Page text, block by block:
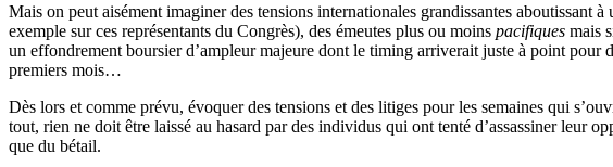
Mais on peut aisément imaginer des tensions internationales grandissantes
exemple sur ces représentants du Congrès), des émeutes plus ou moins pacifiques mais
un effondrement boursier d’ampleur majeure dont le timing arriverait juste à point
premiers mois…
Dès lors et comme prévu, évoquer des tensions et des litiges pour les semaines qui
tout, rien ne doit être laissé au hasard par des individus qui ont tenté d’assassiner leur
que du bétail.